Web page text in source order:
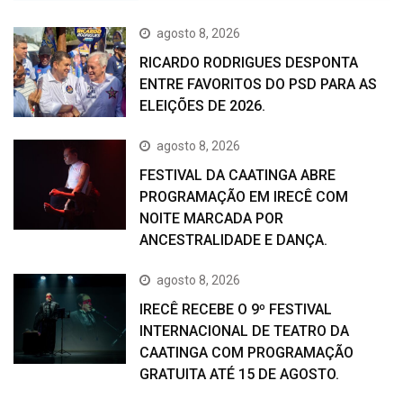
agosto 8, 2026
RICARDO RODRIGUES DESPONTA
ENTRE FAVORITOS DO PSD PARA AS
ELEIÇÕES DE 2026.
agosto 8, 2026
FESTIVAL DA CAATINGA ABRE
PROGRAMAÇÃO EM IRECÊ COM
NOITE MARCADA POR
ANCESTRALIDADE E DANÇA.
agosto 8, 2026
IRECÊ RECEBE O 9º FESTIVAL
INTERNACIONAL DE TEATRO DA
CAATINGA COM PROGRAMAÇÃO
GRATUITA ATÉ 15 DE AGOSTO.